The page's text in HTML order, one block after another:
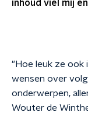
inhoud viel mij
"Hoe leuk ze ook
wensen over
onderwerpen,
Wouter de